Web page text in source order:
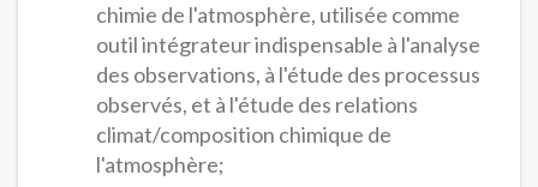
chimie de l'atmosphère, utilisée comme
outil intégrateur indispensable à l'analyse
des observations, à l'étude des processus
observés, et à l'étude des relations
climat/composition chimique de
l'atmosphère;